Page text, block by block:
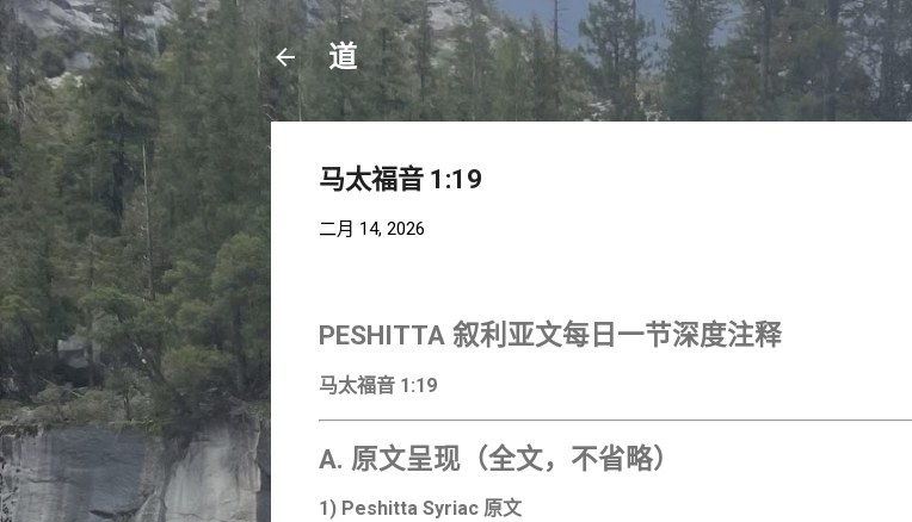
跳至主要内容
道
马太福音 1:19
二月 14, 2026
PESHITTA 叙利亚文每日一节深度注释
马太福音 1:19
A. 原文呈现（全文，不省略）
1) Peshitta Syriac 原文